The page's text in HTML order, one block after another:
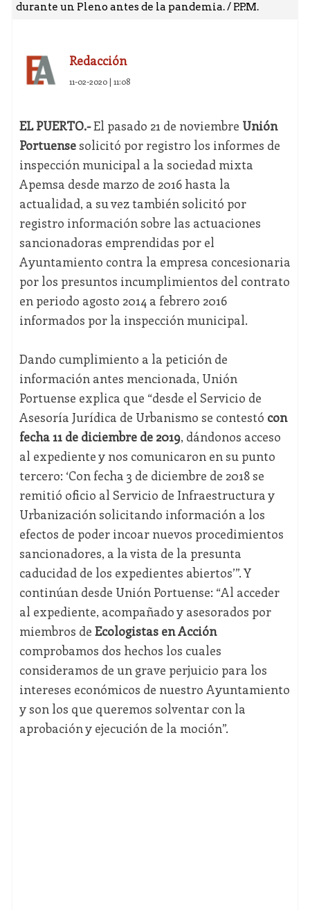
durante un Pleno antes de la pandemia. / P.P.M.
Redacción
11-02-2020 | 11:08
EL PUERTO.-El pasado 21 de noviembre Unión
Portuensesolicitó por registro los informes de
inspección municipal a la sociedad mixta
Apemsa desde marzo de 2016 hasta la
actualidad, a su vez también solicitó por
registro información sobre las actuaciones
sancionadoras emprendidas por el
Ayuntamiento contra la empresa concesionaria
por los presuntos incumplimientos del contrato
en periodo agosto 2014 a febrero 2016
informados por la inspección municipal.
Dando cumplimiento a la petición de
información antes mencionada, Unión
Portuense explica que “desde el Servicio de
Asesoría Jurídica de Urbanismo se contestó con
fecha 11 de diciembre de 2019, dándonos acceso
al expediente y nos comunicaron en su punto
tercero: ‘Con fecha 3 de diciembre de 2018 se
remitió oficio al Servicio de Infraestructura y
Urbanización solicitando información a los
efectos de poder incoar nuevos procedimientos
sancionadores, a la vista de la presunta
caducidad de los expedientes abiertos’”. Y
continúan desde Unión Portuense: “Al acceder
al expediente, acompañado y asesorados por
miembros de Ecologistas en Acción
comprobamos dos hechos los cuales
consideramos de un grave perjuicio para los
intereses económicos de nuestro Ayuntamiento
y son los que queremos solventar con la
aprobación y ejecución de la moción”.